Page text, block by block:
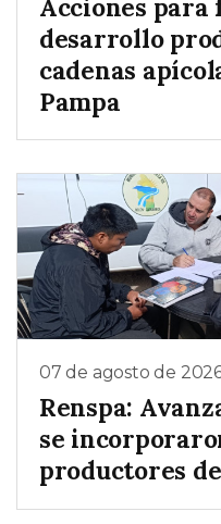
Acciones
desarrollo
cadenas
Pampa
07 de agosto de
Renspa:
se
productores